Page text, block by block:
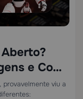
e Como
provavelmente viu a